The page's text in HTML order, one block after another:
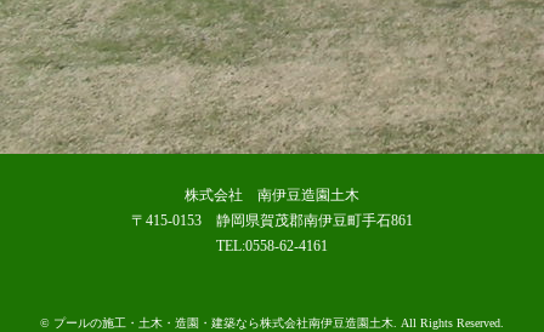
株式会社 南伊豆造園土木
〒415-0153 静岡県賀茂郡南伊豆町手石861
TEL:0558-62-4161
© プールの施工・土木・造園・建築なら株式会社南伊豆造園土木. All Rights Reserved.